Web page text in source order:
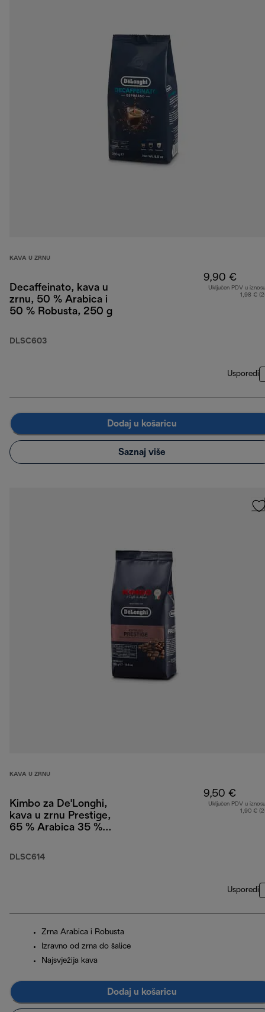
KAVA U ZRNU
Decaffeinato, kava u
zrnu, 50 % Arabica i
50 % Robusta, 250 g
DLSC603
9,90 €
Uključen PDV u
1,98 €
Usporedi
Dodaj u košaricu
Saznaj više
KAVA U ZRNU
Kimbo za De'Longhi,
kava u zrnu Prestige,
65 % Arabica 35 %
DLSC614
9,50 €
Uključen PDV u
1,90 €
Usporedi
Zrna Arabica i Robusta
Izravno od zrna do šalice
Najsvježija kava
Dodaj u košaricu